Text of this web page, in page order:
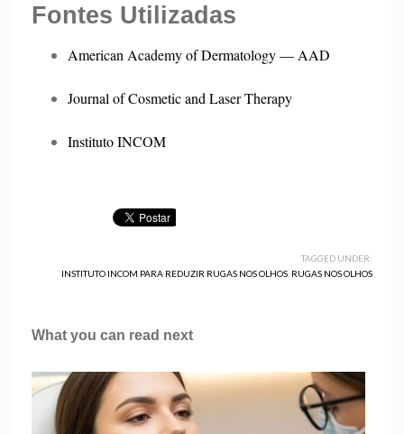
Fontes Utilizadas
American Academy of Dermatology — AAD
Journal of Cosmetic and Laser Therapy
Instituto INCOM
TAGGED UNDER:
INSTITUTO INCOM PARA REDUZIR RUGAS NOS OLHOS RUGAS NOS OLHOS
What you can read next